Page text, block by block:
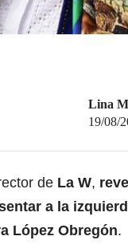
Lina
19/08/
de La W,
a la
López Obregón.